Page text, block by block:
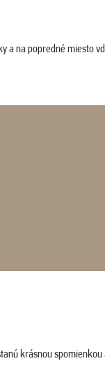
a na popredné miesto
krásnou